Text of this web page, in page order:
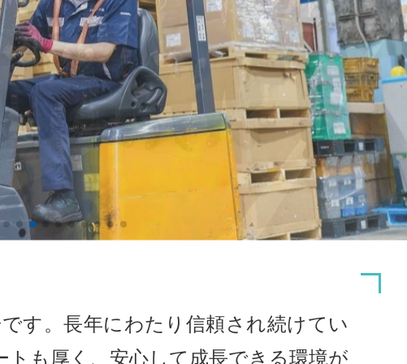
す。長年にわたり信頼され続けてい
も厚く、安心して成長できる環境が